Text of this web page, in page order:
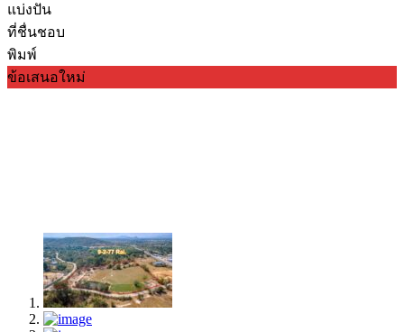
แบ่งปัน
ที่ชื่นชอบ
พิมพ์
ข้อเสนอใหม่